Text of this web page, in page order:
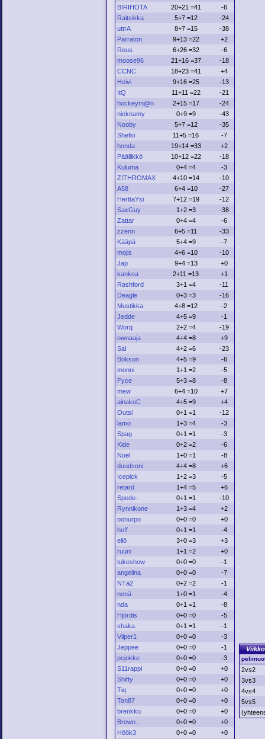
BIRIHOTA 20+21 =41
-6
Raitsikka
5+7 =12
-24
uttrA
8+7 =15
-38
Parraton
9+13 =22
+2
Reus
6+26 =32
-6
moose96
21+16 =37
-18
CCNC
18+23 =41
+4
Heivi
9+16 =25
-13
ItQ
11+11 =22
-21
hockeym@n
2+15 =17
-24
nicknamy
0+9 =9
-43
Nooby
5+7 =12
-35
Shefki
11+5 =16
-7
honda
19+14 =33
+2
Päällikkö
10+12 =22
-18
Kuluma
0+4 =4
-3
ZITHROMAX
4+10 =14
-10
A58
6+4 =10
-27
HerttaYsi
7+12 =19
-12
SaxGuy
1+2 =3
-38
Zattar
0+4 =4
-6
zzenn
6+5 =11
-33
Kääpä
5+4 =9
-7
mojis
4+6 =10
-10
Jap
9+4 =13
+0
kankea
2+11 =13
+1
Rashford
3+1 =4
-11
Deagle
0+3 =3
-16
Mustikka
4+8 =12
-2
Jedde
4+5 =9
-1
Worq
2+2 =4
-19
ownaaja
4+4 =8
+9
Sal
4+2 =6
-23
Bökson
4+5 =9
-6
monni
1+1 =2
-5
Fyce
5+3 =8
-8
mew
6+4 =10
+7
ainakoC
4+5 =9
+4
Outsi
0+1 =1
-12
lamo
1+3 =4
-3
Spag
0+1 =1
-3
Kide
0+2 =2
-6
Noel
1+0 =1
-8
duudsoni
4+4 =8
+6
Icepick
1+2 =3
-5
retard
1+4 =5
+6
Spede-
0+1 =1
-10
Rynnikone
1+3 =4
+2
oonurpo
0+0 =0
+0
hoff
0+1 =1
-4
eliö
3+0 =3
+3
ruuni
1+1 =2
+0
tukeshow
0+0 =0
-1
angelina
0+0 =0
-7
NTä2
0+2 =2
-1
nenä
1+0 =1
-4
nda
0+1 =1
-8
Hjördis
0+0 =0
-5
shaka
0+1 =1
-1
Vilper1
0+0 =0
-3
Jeppee
0+0 =0
-1
pcjokke
0+0 =0
-3
S11rappi
0+0 =0
+0
Shifty
0+0 =0
+0
Tiq
0+0 =0
+0
Ton87
0+0 =0
+0
brenkku
0+0 =0
+0
Brown...
0+0 =0
+0
Höök3
0+0 =0
+0
2vs2
3vs3
4vs4
5vs5